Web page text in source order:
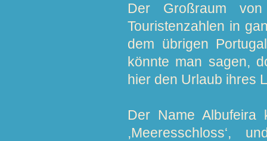
Der Großraum
Touristenzahlen in
dem übrigen
könnte man sagen,
hier den Urlaub ihres
Der Name Albufeira